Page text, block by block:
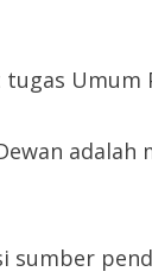
Umum
adalah
sumber